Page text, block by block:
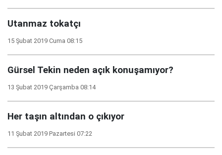
Utanmaz tokatçı
15 Şubat 2019 Cuma 08:15
Gürsel Tekin neden açık konuşamıyor?
13 Şubat 2019 Çarşamba 08:14
Her taşın altından o çıkıyor
11 Şubat 2019 Pazartesi 07:22